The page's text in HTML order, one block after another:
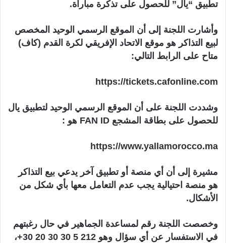
تطبيق “يال” للحصول على تذكرة مباراة.
وأشارت اللجنة إلى أن الموقع الرسمي الوحيد المخصص
لبيع التذاكر هو موقع الاتحاد الإفريقي لكرة القدم (كاف)
متاح على الرابط التالي:
https://tickets.cafonline.com
وشددت اللجنة على أن الموقع الرسمي الوحيد لتطبيق يال
للحصول على بطاقة المشجع FAN ID هو :
https://www.yallamorocco.ma
مشيرة إلى أن أي منصة أو تطبيق آخر يدعي بيع التذاكر
هو منصة احتيالية يجب عدم التعامل معها بأي شكل من
الأشكال.
وخصصت اللجنة رقم لمساعدة الجماهير في حال رغبتهم
في الاستفسار عن أي سؤال وهو 212 5 30 30 20 30+،